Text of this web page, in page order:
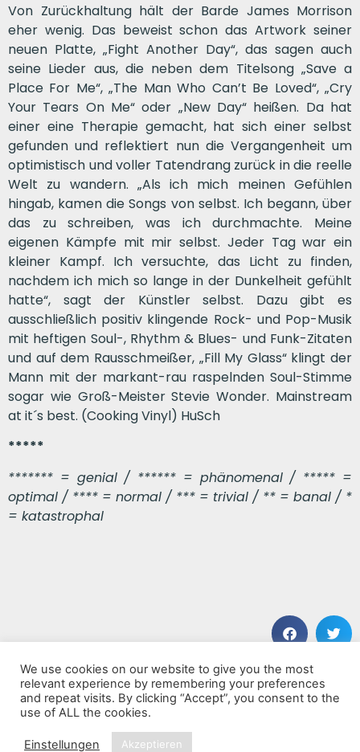
Von Zurückhaltung hält der Barde James Morrison
eher wenig. Das beweist schon das Artwork seiner
neuen Platte, „Fight Another Day“, das sagen auch
seine Lieder aus, die neben dem Titelsong „Save a
Place For Me“, „The Man Who Can’t Be Loved“, „Cry
Your Tears On Me“ oder „New Day“ heißen. Da hat
einer eine Therapie gemacht, hat sich einer selbst
gefunden und reflektiert nun die Vergangenheit um
optimistisch und voller Tatendrang zurück in die reelle
Welt zu wandern. „Als ich mich meinen Gefühlen
hingab, kamen die Songs von selbst. Ich begann, über
das zu schreiben, was ich durchmachte. Meine
eigenen Kämpfe mit mir selbst. Jeder Tag war ein
kleiner Kampf. Ich versuchte, das Licht zu finden,
nachdem ich mich so lange in der Dunkelheit gefühlt
hatte“, sagt der Künstler selbst. Dazu gibt es
ausschließlich positiv klingende Rock- und Pop-Musik
mit heftigen Soul-, Rhythm & Blues- und Funk-Zitaten
und auf dem Rausschmeißer, „Fill My Glass“ klingt der
Mann mit der markant-rau raspelnden Soul-Stimme
sogar wie Groß-Meister Stevie Wonder. Mainstream
at it´s best. (Cooking Vinyl) HuSch
*****
******* = genial / ****** = phänomenal / ***** =
optimal / **** = normal / *** = trivial / ** = banal / *
= katastrophal
VORHERIGER BEITRAG
V
NÄCHSTER BEITRAG
No Retreat, No Surrender
We use cookies on our website to give you the most
relevant experience by remembering your preferences
and repeat visits. By clicking “Accept”, you consent to the
use of ALL the cookies.
Einstellungen Akzeptieren